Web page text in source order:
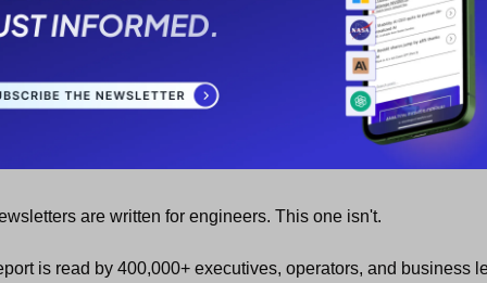
are written for engineers. This one isn't.
is read by 400,000+ executives, operators, and business